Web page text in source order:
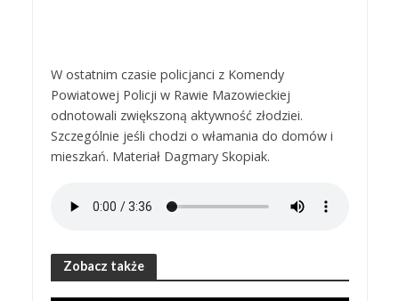
W ostatnim czasie policjanci z Komendy
Powiatowej Policji w Rawie Mazowieckiej
odnotowali zwiększoną aktywność złodziei.
Szczególnie jeśli chodzi o włamania do domów i
mieszkań. Materiał Dagmary Skopiak.
Zobacz także